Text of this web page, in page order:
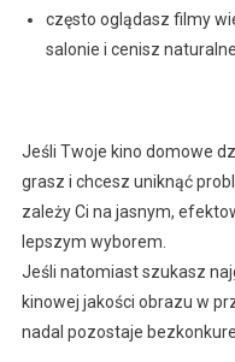
często oglądasz filmy
salonie i cenisz
Jeśli Twoje kino domowe
grasz i chcesz uniknąć
zależy Ci na jasnym,
lepszym wyborem.
Jeśli natomiast szukasz
kinowej jakości obrazu w
nadal pozostaje